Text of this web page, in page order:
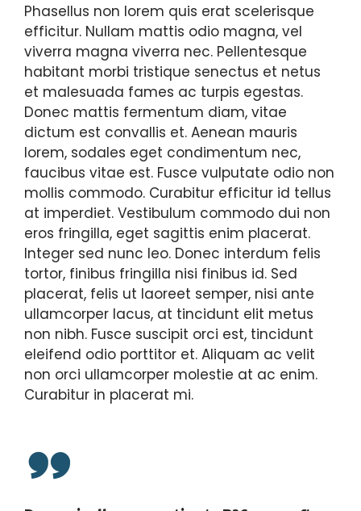
Phasellus non lorem quis erat scelerisque
efficitur. Nullam mattis odio magna, vel
viverra magna viverra nec. Pellentesque
habitant morbi tristique senectus et netus
et malesuada fames ac turpis egestas.
Donec mattis fermentum diam, vitae
dictum est convallis et. Aenean mauris
lorem, sodales eget condimentum nec,
faucibus vitae est. Fusce vulputate odio non
mollis commodo. Curabitur efficitur id tellus
at imperdiet. Vestibulum commodo dui non
eros fringilla, eget sagittis enim placerat.
Integer sed nunc leo. Donec interdum felis
tortor, finibus fringilla nisi finibus id. Sed
placerat, felis ut laoreet semper, nisi ante
ullamcorper lacus, at tincidunt elit metus
non nibh. Fusce suscipit orci est, tincidunt
eleifend odio porttitor et. Aliquam ac velit
non orci ullamcorper molestie at ac enim.
Curabitur in placerat mi.